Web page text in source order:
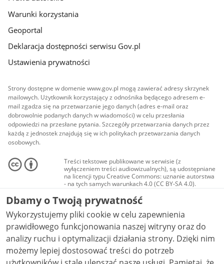
Warunki korzystania
Geoportal
Deklaracja dostępności serwisu Gov.pl
Ustawienia prywatności
Strony dostępne w domenie www.gov.pl mogą zawierać adresy skrzynek
mailowych. Użytkownik korzystający z odnośnika będącego adresem e-
mail zgadza się na przetwarzanie jego danych (adres e-mail oraz
dobrowolnie podanych danych w wiadomości) w celu przesłania
odpowiedzi na przesłane pytania. Szczegóły przetwarzania danych przez
każdą z jednostek znajdują się w ich politykach przetwarzania danych
osobowych.
Treści tekstowe publikowane w serwisie (z
wyłączeniem treści audiowizualnych), są udostępniane
na licencji typu Creative Commons: uznanie autorstwa
- na tych samych warunkach 4.0 (CC BY-SA 4.0).
Materiały audiowizualne, w tym zdjęcia, materiały
audio i wideo, są udostępniane na licencji typu
Creative Commons: uznanie autorstwa użycie
niekomercyjne - bez utworów zależnych 4.0 (CC BY-
NC-ND 4.0), o ile nie jest to stwierdzone inaczej.
Dbamy o Twoją prywatność
Wykorzystujemy pliki cookie w celu zapewnienia
prawidłowego funkcjonowania naszej witryny oraz do
analizy ruchu i optymalizacji działania strony. Dzięki nim
możemy lepiej dostosować treści do potrzeb